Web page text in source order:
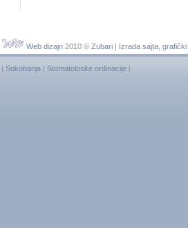
Web dizajn2010 © Zubari| Izrada sajta, grafički
Sokobanja Stomatoloske ordinacije